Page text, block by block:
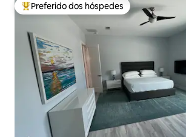
Entre os melhores preferidos dos hóspedes
Preferido dos hóspedes